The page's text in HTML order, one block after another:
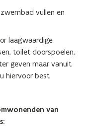
vullen en
laagwaardige
toilet doorspoelen,
geven maar vanuit
hiervoor best
van